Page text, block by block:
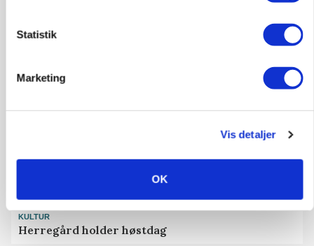
Statistik
Marketing
Vis detaljer
OK
Høstpres kan sænke hvedeprisen yderligere
KULTUR
Herregård holder høstdag